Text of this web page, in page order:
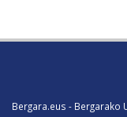
Bergara.eus - Bergarako